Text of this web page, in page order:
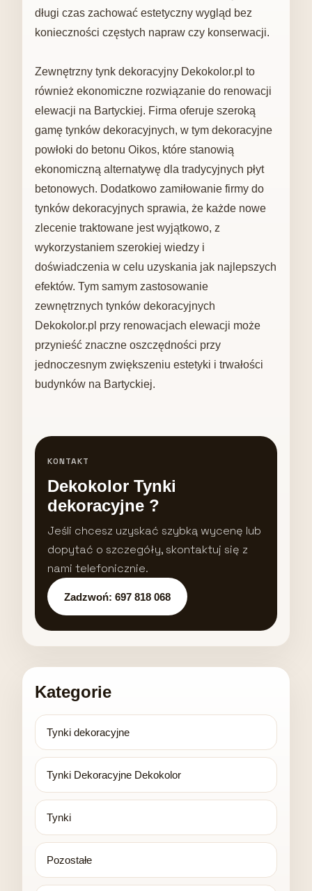
długi czas zachować estetyczny wygląd bez
konieczności częstych napraw czy konserwacji.
Zewnętrzny tynk dekoracyjny Dekokolor.pl to
również ekonomiczne rozwiązanie do renowacji
elewacji na Bartyckiej. Firma oferuje szeroką
gamę tynków dekoracyjnych, w tym dekoracyjne
powłoki do betonu Oikos, które stanowią
ekonomiczną alternatywę dla tradycyjnych płyt
betonowych. Dodatkowo zamiłowanie firmy do
tynków dekoracyjnych sprawia, że ​​każde nowe
zlecenie traktowane jest wyjątkowo, z
wykorzystaniem szerokiej wiedzy i
doświadczenia w celu uzyskania jak najlepszych
efektów. Tym samym zastosowanie
zewnętrznych tynków dekoracyjnych
Dekokolor.pl przy renowacjach elewacji może
przynieść znaczne oszczędności przy
jednoczesnym zwiększeniu estetyki i trwałości
budynków na Bartyckiej.
KONTAKT
Dekokolor Tynki
dekoracyjne ?
Jeśli chcesz uzyskać szybką wycenę lub
dopytać o szczegóły, skontaktuj się z
nami telefonicznie.
Zadzwoń: 697 818 068
Kategorie
Tynki dekoracyjne
Tynki Dekoracyjne Dekokolor
Tynki
Pozostałe